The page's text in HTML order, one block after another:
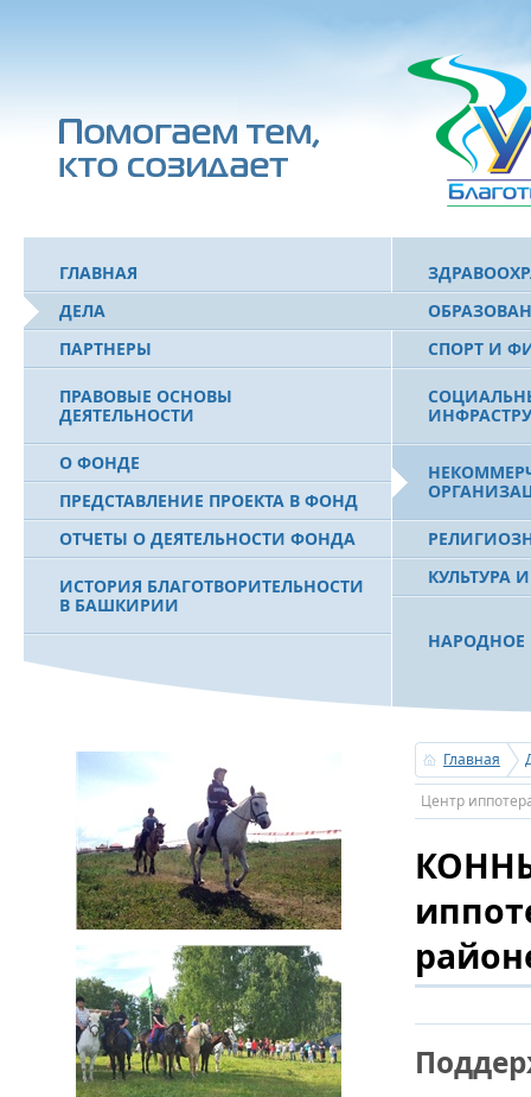
ГЛАВНАЯ
ДЕЛА
ПАРТНЕРЫ
ПРАВОВЫЕ ОСНОВЫ
ДЕЯТЕЛЬНОСТИ
О ФОНДЕ
ПРЕДСТАВЛЕНИЕ ПРОЕКТА В ФОНД
ОТЧЕТЫ О ДЕЯТЕЛЬНОСТИ ФОНДА
ИСТОРИЯ БЛАГОТВОРИТЕЛЬНОСТИ
В БАШКИРИИ
МУРТАЗЕ РАХИМОВЕ
СПОРТ И
КУЛЬТУРА
НАРОДНОЕ
С
СОВЕТА
«УРАЛ»
УСЕРГАН.
ПОЖАРОВ
Главная
Центр